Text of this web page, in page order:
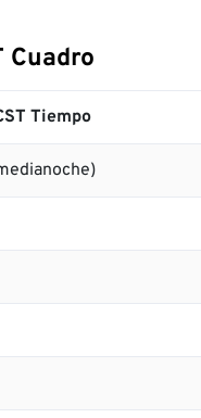
Cuadro
Tiempo